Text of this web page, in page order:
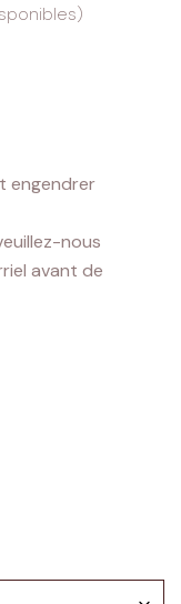
engendrer
nous
avant de